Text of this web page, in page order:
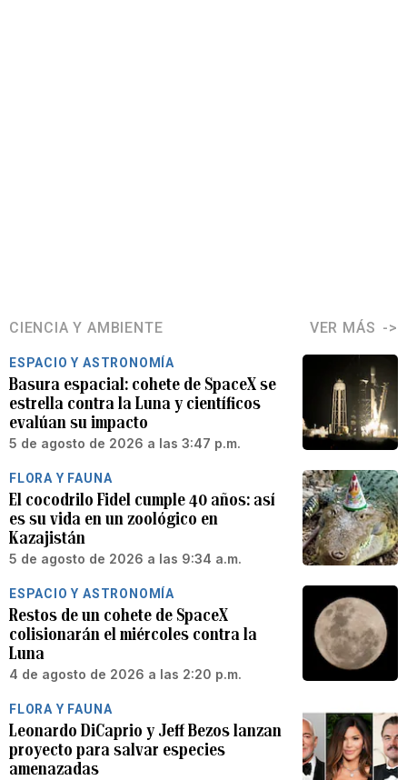
CIENCIA Y AMBIENTE VER MÁS
ESPACIO Y ASTRONOMÍA
Basura espacial: cohete de SpaceX se
estrella contra la Luna y científicos
evalúan su impacto
5 de agosto de 2026 a las 3:47 p.m.
FLORA Y FAUNA
El cocodrilo Fidel cumple 40 años: así
es su vida en un zoológico en
Kazajistán
5 de agosto de 2026 a las 9:34 a.m.
ESPACIO Y ASTRONOMÍA
Restos de un cohete de SpaceX
colisionarán el miércoles contra la
Luna
4 de agosto de 2026 a las 2:20 p.m.
FLORA Y FAUNA
Leonardo DiCaprio y Jeff Bezos lanzan
proyecto para salvar especies
amenazadas